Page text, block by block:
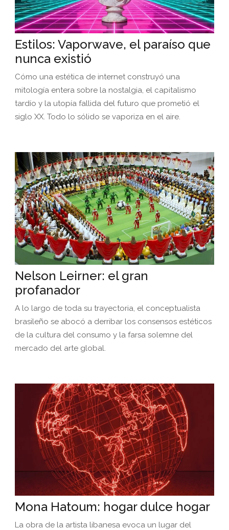
Estilos: Vaporwave, el paraíso que
nunca existió
Cómo una estética de internet construyó una
mitología entera sobre la nostalgia, el capitalismo
tardío y la utopía fallida del futuro que prometió el
siglo XX. Todo lo sólido se vaporiza en el aire.
Nelson Leirner: el gran
profanador
A lo largo de toda su trayectoria, el conceptualista
brasileño se abocó a derribar los consensos estéticos
de la cultura del consumo y la farsa solemne del
mercado del arte global.
Mona Hatoum: hogar dulce hogar
La obra de la artista libanesa evoca un lugar del